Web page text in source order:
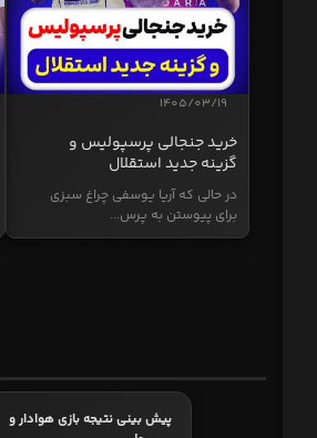
1405/03/19
خرید جنجالی پرسپولیس و
گزینه جدید استقلال
در حالی که آریا یوسفی چراغ سبزی
برای پیوستن به پرس...
پیش بینی نتیجه بازی هوادار و